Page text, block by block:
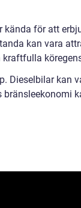
kända för att
kan vara
Dieselbilar kan
bränsleekonomi